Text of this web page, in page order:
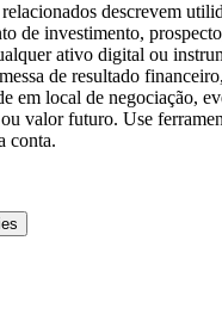
descrevem
de investimento,
ativo digital ou
de resultado
em local de negociação,
valor futuro. Use
conta.